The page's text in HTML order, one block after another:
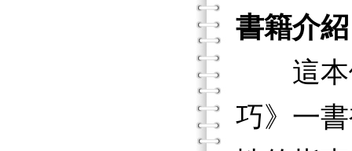
書籍介紹
這本便
巧》一